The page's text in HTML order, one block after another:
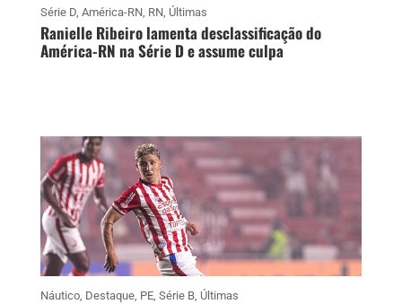
Série D, América-RN, RN, Últimas
Ranielle Ribeiro lamenta desclassificação do
América-RN na Série D e assume culpa
Náutico, Destaque, PE, Série B, Últimas